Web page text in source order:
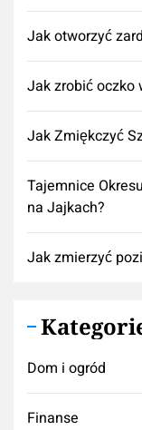
Jak otworzyć
Jak zrobić oczko
Jak Zmiękczyć
Tajemnice
na Jajkach?
Jak zmierzyć
Dom i ogród
Finanse